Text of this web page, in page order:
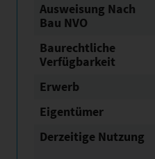
Ausweisung Nach
Bau NVO
Baurechtliche
Verfügbarkeit
Erwerb
Eigentümer
Derzeitige Nutzung